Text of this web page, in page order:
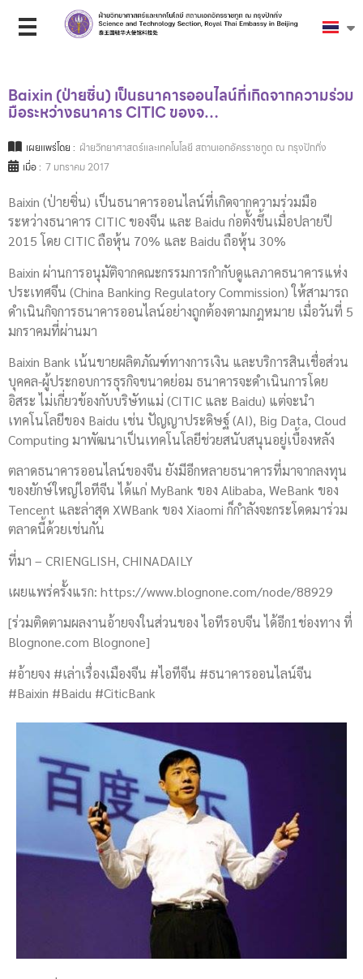
Baixin (ป่ายซิ่น) เป็นธนาคารออนไลน์ที่เกิดจากความร่วม
มือระหว่างธนาคาร CITIC ของจ…
เผยแพร่โดย : ฝ่ายวิทยาศาสตร์และเทคโนโลยี สถานเอกอัครราชทูต ณ กรุงปักกิ่ง
เมื่อ : 7 มกราคม 2017
Baixin (ป่ายซิ่น) เป็นธนาคารออนไลน์ที่เกิดจากความร่วมมือ
ระหว่างธนาคาร CITIC ของจีน และ Baidu ก่อตั้งขึ้นเมื่อปลายปี
2015 โดย CITIC ถือหุ้น 70% และ Baidu ถือหุ้น 30%
Baixin ผ่านการอนุมัติจากคณะกรรมการกำกับดูแลภาคธนาคารแห่ง
ประเทศจีน (China Banking Regulatory Commission) ให้สามารถ
ดำเนินกิจการธนาคารออนไลน์อย่างถูกต้องตามกฎหมาย เมื่อวันที่ 5
มกราคมที่ผ่านมา
Baixin Bank เน้นขายผลิตภัณฑ์ทางการเงิน และบริการสินเชื่อส่วน
บุคคล-ผู้ประกอบการธุรกิจขนาดย่อม ธนาคารจะดำเนินการโดย
อิสระ ไม่เกี่ยวข้องกับบริษัทแม่ (CITIC และ Baidu) แต่จะนำ
เทคโนโลยีของ Baidu เช่น ปัญญาประดิษฐ์ (AI), Big Data, Cloud
Computing มาพัฒนาเป็นเทคโนโลยีช่วยสนับสนุนอยู่เบื้องหลัง
ตลาดธนาคารออนไลน์ของจีน ยังมีอีกหลายธนาคารที่มาจากลงทุน
ของยักษ์ใหญ่ไอทีจีน ได้แก่ MyBank ของ Alibaba, WeBank ของ
Tencent และล่าสุด XWBank ของ Xiaomi ก็กำลังจะกระโดดมาร่วม
ตลาดนี้ด้วยเช่นกัน
ที่มา – CRIENGLISH, CHINADAILY
เผยแพร่ครั้งแรก: https://www.blognone.com/node/88929
[ร่วมติดตามผลงานอ้ายจงในส่วนของ ไอทีรอบจีน ได้อีก1ช่องทาง ที่
Blognone.com Blognone]
#อ้ายจง #เล่าเรื่องเมืองจีน #ไอทีจีน #ธนาคารออนไลน์จีน
#Baixin #Baidu #CiticBank